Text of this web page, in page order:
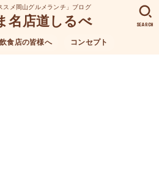
スメ岡山グルメランチ」ブログ
名店道しるべ
飲食店の皆様へ コンセプト
SEARCH